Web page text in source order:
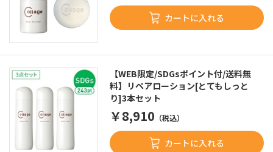
カートに入れる
【WEB限定/SDGsポイント付/送料無
料】リペアローション[とてもしっと
り]3本セット
￥8,910 （税込）
カートに入れる